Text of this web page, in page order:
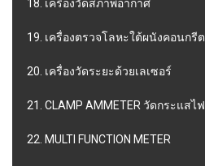
18. เครื่องวัดสภาพอากาศ
19. เครื่องตรวจโลหะใต้ผนังคอนกรีต
20. เครื่องวัดระยะด้วยเลเซอร์
21. CLAMP AMMETER วัดกระแสไฟ
22. MULTI FUNCTION METER